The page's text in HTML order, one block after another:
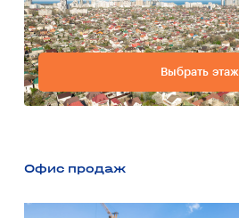
Выбрать этаж
Офис продаж